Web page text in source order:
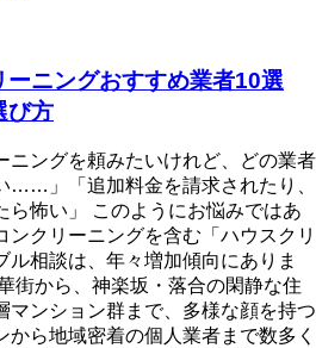
ニングおすすめ業者10選
び方
ニングを頼みたいけれど、どの業者
……」「追加料金を請求されたり、
ら怖い」 このようにお悩みではあ
ンクリーニングを含む「ハウスクリ
ル相談は、年々増加傾向にありま
街から、神楽坂・落合の閑静な住
マンション群まで、多様な顔を持つ
ら地域密着の個人業者まで数多く